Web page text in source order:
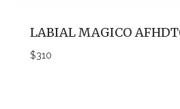
LABIAL MAGICO
$310